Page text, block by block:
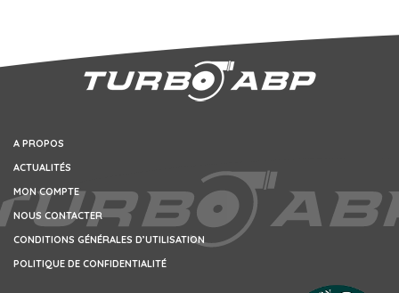
A PROPOS
ACTUALITÉS
MON COMPTE
NOUS CONTACTER
CONDITIONS GÉNÉRALES D’UTILISATION
POLITIQUE DE CONFIDENTIALITÉ